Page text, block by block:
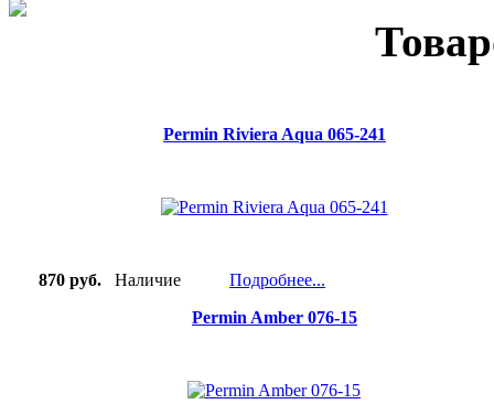
Permin Riviera Aqua 065-241
870 руб. Наличие
Подробнее...
Permin Amber 076-15